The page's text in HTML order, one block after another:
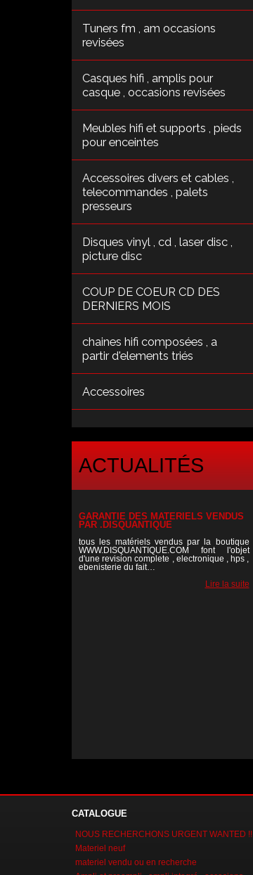
Tuners fm , am occasions
revisées
Casques hifi , amplis pour
casque , occasions revisées
Meubles hifi et supports , pieds
pour enceintes
Accessoires divers et cables ,
telecommandes , palets
presseurs
Disques vinyl , cd , laser disc ,
picture disc
COUP DE COEUR CD DES
DERNIERS MOIS
chaines hifi composées , a
partir d'elements triés
Accessoires
ACTUALITÉS
Lire la suite
GARANTIE DES MATERIELS VENDUS
PAR .DISQUANTIQUE
tous les matériels vendus par la boutique
WWW.DISQUANTIQUE.COM font l'objet d'une
revision complete , electronique , hps ,
ebenisterie du fait…
Lire la suite
CATALOGUE
NOUS RECHERCHONS URGENT WANTED !!
Materiel neuf
materiel vendu ou en recherche